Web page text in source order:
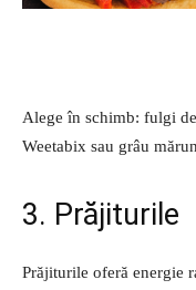
Alege în schimb: fulgi
Weetabix sau grâu
3. Prăjiturile
Prăjiturile oferă energie